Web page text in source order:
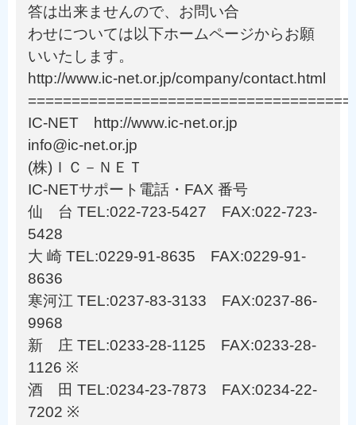
答は出来ませんので、お問い合
わせについては以下ホームページからお願
いいたします。
http://www.ic-net.or.jp/company/contact.html
IC-NET http://www.ic-net.or.jp
info@ic-net.or.jp
(株)ＩＣ－ＮＥＴ
IC-NETサポート電話・FAX 番号
仙 台 TEL:022-723-5427 FAX:022-723-
5428
大 崎 TEL:0229-91-8635 FAX:0229-91-
8636
寒河江 TEL:0237-83-3133 FAX:0237-86-
9968
新 庄 TEL:0233-28-1125 FAX:0233-28-
1126 ※
酒 田 TEL:0234-23-7873 FAX:0234-22-
7202 ※